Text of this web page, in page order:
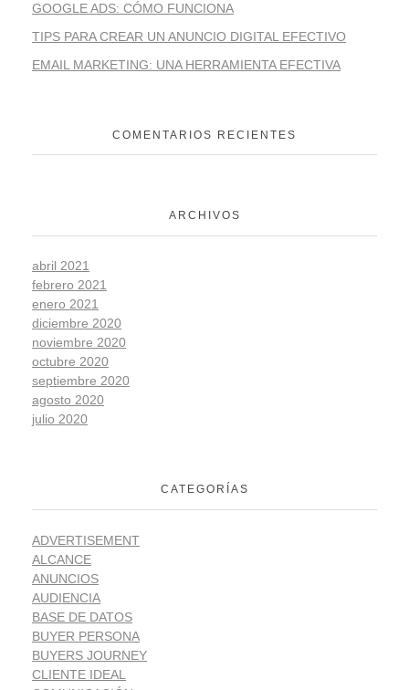
GOOGLE ADS: CÓMO FUNCIONA
TIPS PARA CREAR UN ANUNCIO DIGITAL EFECTIVO
EMAIL MARKETING: UNA HERRAMIENTA EFECTIVA
COMENTARIOS RECIENTES
ARCHIVOS
abril 2021
febrero 2021
enero 2021
diciembre 2020
noviembre 2020
octubre 2020
septiembre 2020
agosto 2020
julio 2020
CATEGORÍAS
ADVERTISEMENT
ALCANCE
ANUNCIOS
AUDIENCIA
BASE DE DATOS
BUYER PERSONA
BUYERS JOURNEY
CLIENTE IDEAL